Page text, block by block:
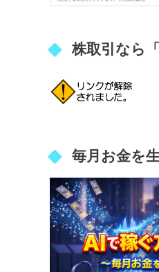
株取引なら
毎月お金を